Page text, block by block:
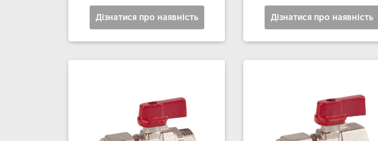
Дізнатися про наявність Дізнатися про наявність